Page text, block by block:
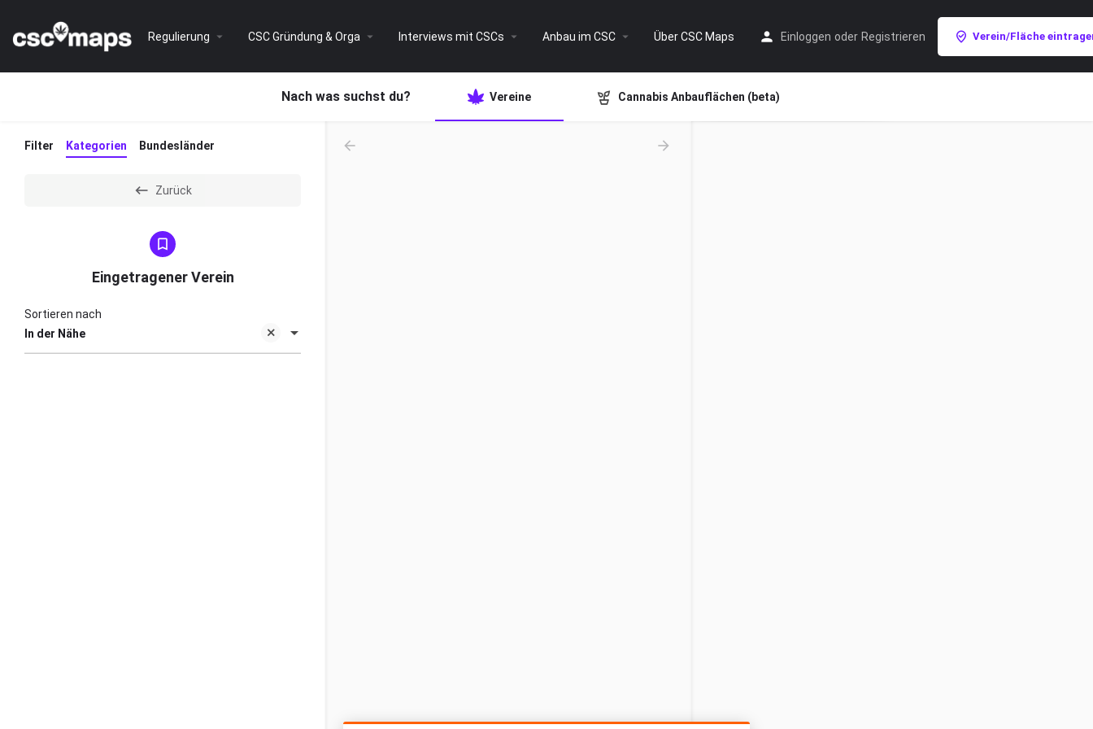
Regulierung CSC Gründung & Orga Interviews mit CSCs Anbau im CSC Über CSC Maps Einloggen oder Registrieren Verein/Fläche
Nach was suchst du? Vereine Cannabis Anbauflächen (beta)
Filter Kategorien Bundesländer
Zurück
Eingetragener Verein
In der Nähe
Sortieren nach